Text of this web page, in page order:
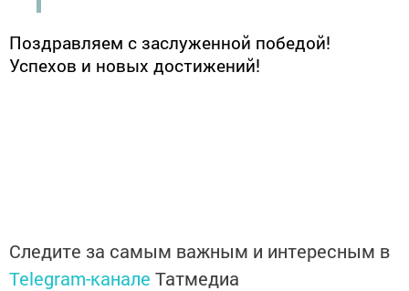
Поздравляем с заслуженной победой!
Успехов и новых достижений!
Следите за самым важным и интересным в
Telegram-канале Татмедиа